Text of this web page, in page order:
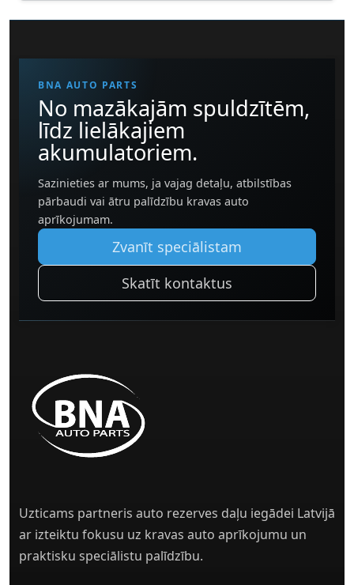
BNA AUTO PARTS
No mazākajām spuldzītēm,
līdz lielākajiem
akumulatoriem.
Sazinieties ar mums, ja vajag detaļu, atbilstības
pārbaudi vai ātru palīdzību kravas auto
aprīkojumam.
Zvanīt speciālistam
Skatīt kontaktus
Uzticams partneris auto rezerves daļu iegādei Latvijā
ar izteiktu fokusu uz kravas auto aprīkojumu un
praktisku speciālistu palīdzību.